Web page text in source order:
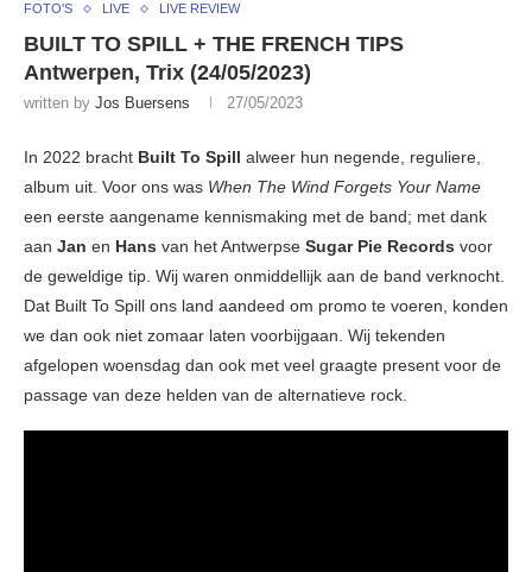
FOTO'S LIVE LIVE REVIEW
BUILT TO SPILL + THE FRENCH TIPS
Antwerpen, Trix (24/05/2023)
written by Jos Buersens 27/05/2023
In 2022 bracht Built To Spill alweer hun negende, reguliere,
album uit. Voor ons was When The Wind Forgets Your Name
een eerste aangename kennismaking met de band; met dank
aan Jan en Hans van het Antwerpse Sugar Pie Records voor
de geweldige tip. Wij waren onmiddellijk aan de band verknocht.
Dat Built To Spill ons land aandeed om promo te voeren, konden
we dan ook niet zomaar laten voorbijgaan. Wij tekenden
afgelopen woensdag dan ook met veel graagte present voor de
passage van deze helden van de alternatieve rock.